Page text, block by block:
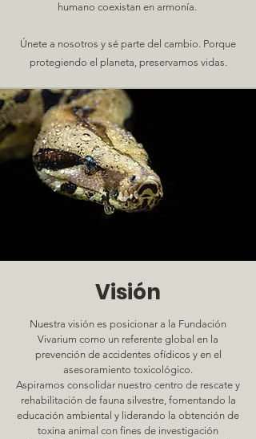
humano coexistan en armonía.
Únete a nosotros y sé parte del cambio. Porque
protegiendo el planeta, preservamos vidas.
Visión
Nuestra visión es posicionar a la Fundación
Vivarium como un referente global en la
prevención de accidentes ofídicos y en el
asesoramiento toxicológico.
Aspiramos consolidar nuestro centro de rescate y
rehabilitación de fauna silvestre, fomentando la
educación ambiental y liderando la obtención de
toxina animal con fines de investigación